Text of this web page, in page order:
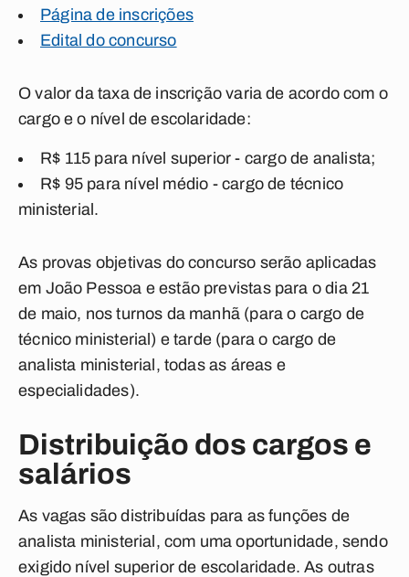
Página de inscrições
Edital do concurso
O valor da taxa de inscrição varia de acordo com o
cargo e o nível de escolaridade:
R$ 115 para nível superior - cargo de analista;
R$ 95 para nível médio - cargo de técnico
ministerial.
As provas objetivas do concurso serão aplicadas
em João Pessoa e estão previstas para o dia 21
de maio, nos turnos da manhã (para o cargo de
técnico ministerial) e tarde (para o cargo de
analista ministerial, todas as áreas e
especialidades).
Distribuição dos cargos e
salários
As vagas são distribuídas para as funções de
analista ministerial, com uma oportunidade, sendo
exigido nível superior de escolaridade. As outras